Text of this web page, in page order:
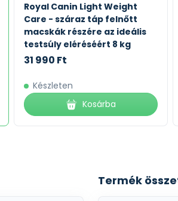
Royal Canin Light Weight
Care - száraz táp felnőtt
macskák részére az ideális
testsúly eléréséért 8 kg
31 990 Ft
Készleten
Kosárba
Termék